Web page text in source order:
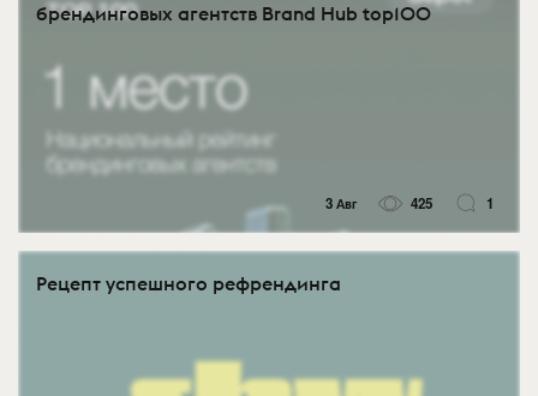
брендинговых агентств Brand Hub top100
3 Авг 425 1
Рецепт успешного рефрендинга